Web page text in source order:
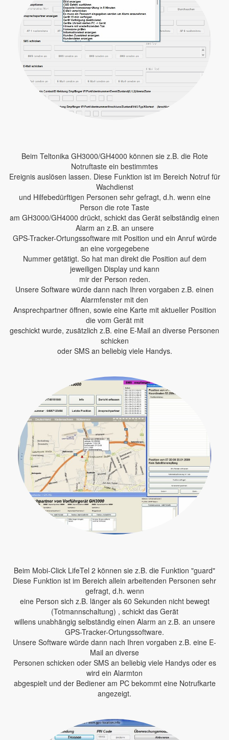
Beim Teltonika GH3000/GH4000 können sie z.B. die Rote
Notruftaste ein bestimmtes
Ereignis auslösen lassen. Diese Funktion ist im Bereich Notruf für
Wachdienst
und Hilfebedürftigen Personen sehr gefragt, d.h. wenn eine
Person die rote Taste
am GH3000/GH4000 drückt, schickt das Gerät selbständig einen
Alarm an z.B. an unsere
GPS-Tracker-Ortungssoftware mit Position und ein Anruf würde
an eine vorgegebene
Nummer getätigt. So hat man direkt die Position auf dem
jeweiligen Display und kann
mir der Person reden.
Unsere Software würde dann nach Ihren vorgaben z.B. einen
Alarmfenster mit den
Ansprechpartner öffnen, sowie eine Karte mit aktueller Position
die vom Gerät mit
geschickt wurde, zusätzlich z.B. eine E-Mail an diverse Personen
schicken
oder SMS an beliebig viele Handys.
Beim Mobi-Click LifeTel 2 können sie z.B. die Funktion "guard"
Diese Funktion ist im Bereich allein arbeitenden Personen sehr
gefragt, d.h. wenn
eine Person sich z.B. länger als 60 Sekunden nicht bewegt
(Totmannschaltung) , schickt das Gerät
willens unabhängig selbständig einen Alarm an z.B. an unsere
GPS-Tracker-Ortungssoftware.
Unsere Software würde dann nach Ihren vorgaben z.B. eine E-
Mail an diverse
Personen schicken oder SMS an beliebig viele Handys oder es
wird ein Alarmton
abgespielt und der Bediener am PC bekommt eine Notrufkarte
angezeigt.